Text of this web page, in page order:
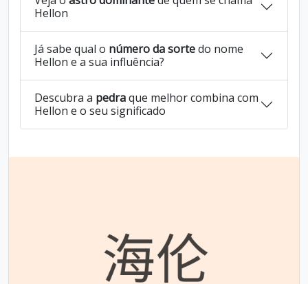
Hellon
Já sabe qual o número da sortedo nome
Hellon e a sua influência?
Descubra a pedraque melhor combina com
Hellon e o seu significado